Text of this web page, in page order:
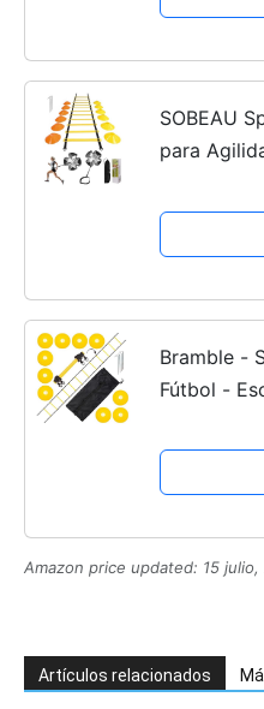
SOBEAU
para
Bramble -
Fútbol -
Peldaños
4 Clavijas/
Amazon price updated: 15
Artículos relacionados